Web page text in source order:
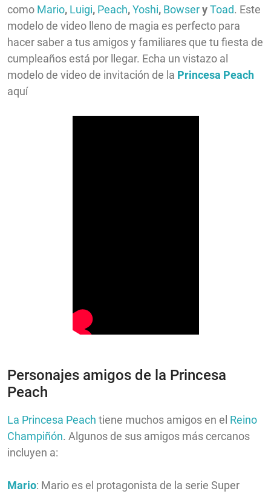
como Mario, Luigi, Peach,Yoshi, BowseryToad. Este
modelo de video lleno de magia es perfecto para
hacer saber a tus amigos y familiares que tu fiesta de
cumpleaños está por llegar. Echa un vistazo al
modelo de video de invitación de la Princesa Peach
aquí
Personajes amigos de la Princesa
Peach
La Princesa Peach tiene muchos amigos en el Reino
Champiñón. Algunos de sus amigos más cercanos
incluyen a:
Mario: Mario es el protagonista de la serie Super